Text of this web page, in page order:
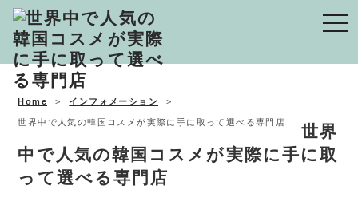
Home インフォメーション
世界中で人気の韓国コスメが実際に手に取って選べる専門店
世界
中で人気の韓国コスメが実際に手に取
って選べる専門店